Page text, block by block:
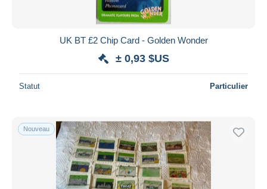
UK BT £2 Chip Card - Golden Wonder
± 0,93 $US
Statut Particulier
Nouveau